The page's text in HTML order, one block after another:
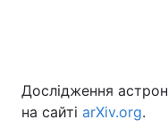
Дослідження
на сайті arXiv.org.